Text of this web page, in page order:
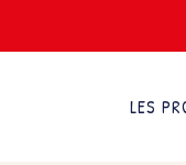
LES